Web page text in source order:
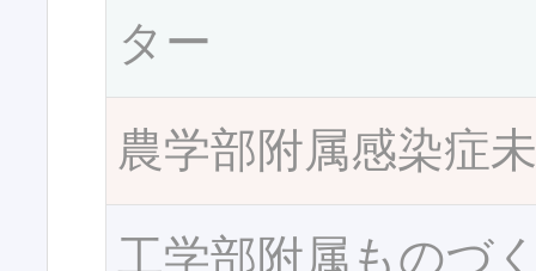
ター
農学部附属感染症
工学部附属ものづ